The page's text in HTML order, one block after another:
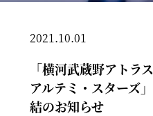
2021.10.01
「横河武蔵野アトラ
アルテミ・スターズ
結のお知らせ